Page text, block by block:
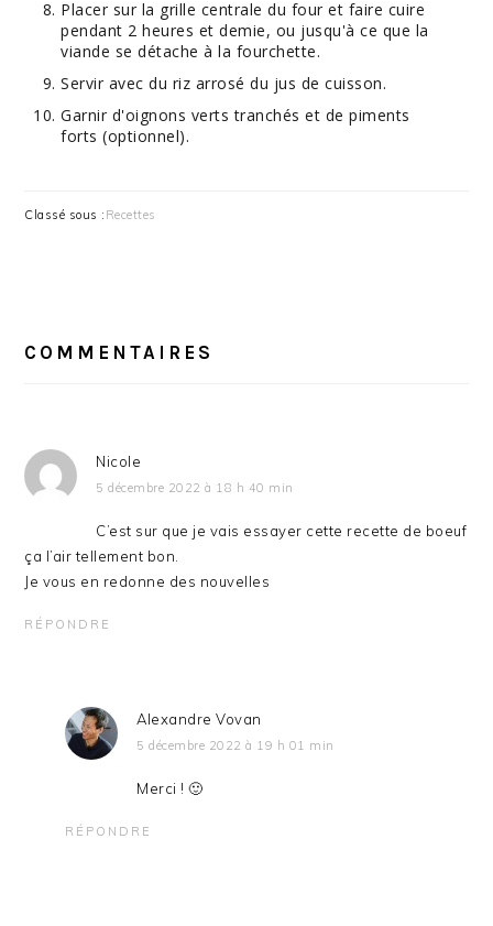
Placer sur la grille centrale du four et faire cuire
pendant 2 heures et demie, ou jusqu'à ce que la
viande se détache à la fourchette.
Servir avec du riz arrosé du jus de cuisson.
Garnir d'oignons verts tranchés et de piments
forts (optionnel).
Classé sous : Recettes
DU
COMMENTAIRES
Nicole
5 décembre 2022 à 18 h 40 min
C’est sur que je vais essayer cette recette de boeuf
ça l’air tellement bon.
Je vous en redonne des nouvelles
RÉPONDRE
Alexandre Vovan
5 décembre 2022 à 19 h 01 min
Merci ! 🙂
RÉPONDRE